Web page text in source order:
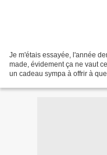
Je m'étais essayée, l'année
made, évidement ça ne vaut
un cadeau sympa à offrir à